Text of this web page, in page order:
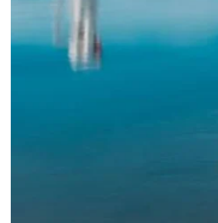
Empresa engenharia
Empresa de
Empresa de
Empresa de estudos